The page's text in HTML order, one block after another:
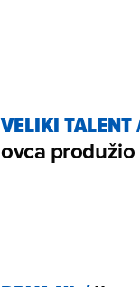
VELIKI TALENT
ovca